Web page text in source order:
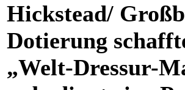
Hickstead/
Dotierung
„Welt-Dressur-